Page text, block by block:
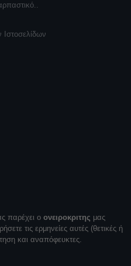
παρέχει ο ονειροκριτης μας
τις ερμηνείες αυτές (θετικές ή
και αναπόφευκτες.